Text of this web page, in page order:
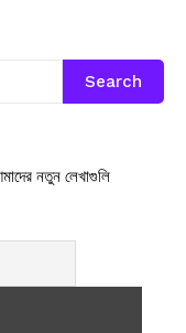
Search
নতুন লেখাগুলি